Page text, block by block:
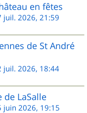
en fêtes
juil. 2026, 21:59
de St André
juil. 2026, 18:44
de LaSalle
juin 2026, 19:15